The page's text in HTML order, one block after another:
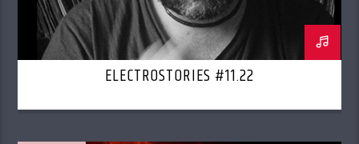
ELECTROSTORIES #11.22